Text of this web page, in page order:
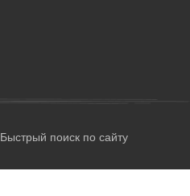
Быстрый поиск по сайту